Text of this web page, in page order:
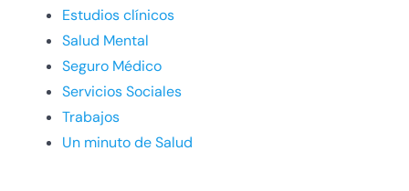
Estudios clínicos
Salud Mental
Seguro Médico
Servicios Sociales
Trabajos
Un minuto de Salud